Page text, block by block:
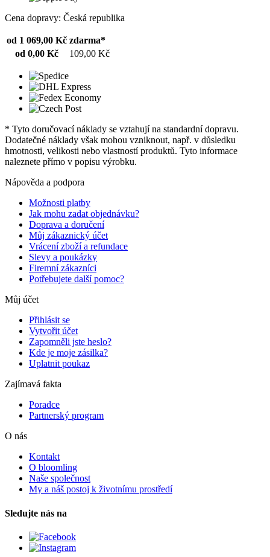
Cena dopravy: Česká republika
od 1 069,00 Kč zdarma*
od 0,00 Kč
109,00 Kč
* Tyto doručovací náklady se vztahují na standardní dopravu.
Dodatečné náklady však mohou vzniknout, např. v důsledku
hmotnosti, velikosti nebo vlastností produktů. Tyto informace
naleznete přímo v popisu výrobku.
Nápověda a podpora
Možnosti platby
Jak mohu zadat objednávku?
Doprava a doručení
Můj zákaznický účet
Vrácení zboží a refundace
Slevy a poukázky
Firemní zákazníci
Potřebujete další pomoc?
Můj účet
Přihlásit se
Vytvořit účet
Zapomněli jste heslo?
Kde je moje zásilka?
Uplatnit poukaz
Zajímavá fakta
Poradce
Partnerský program
O nás
Kontakt
O bloomling
Naše společnost
My a náš postoj k životnímu prostředí
Sledujte nás na